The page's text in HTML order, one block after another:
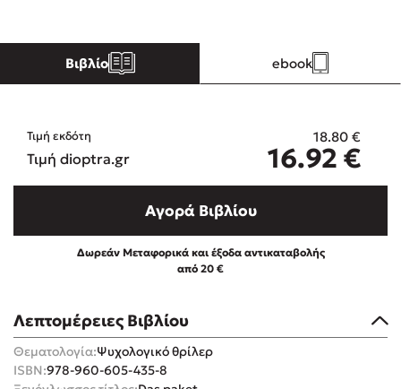
Ένας γίγαντας στο σχολείο
Δανάη Δεληγεώργη
Πάνω, κάτω, μπροστά, πίσω
Mel Robbins
Η μέθοδος Αφήστε τους
Βιβλίο ebook
Λεπτομέρειες Βιβλίου
Θεματολογία:Ψυχολογικό θρίλερ
ISBN:978-960-605-435-8
Τιμή εκδότη 18.80 €
Τιμή dioptra.gr 16.92 €
Αγορά Βιβλίου
Δωρεάν Μεταφορικά και έξοδα αντικαταβολής
από 20 €